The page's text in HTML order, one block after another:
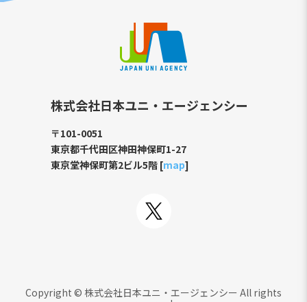
株式会社日本ユニ・エージェンシー
〒101-0051
東京都千代田区神田神保町1-27
東京堂神保町第2ビル5階 [map]
Copyright © 株式会社日本ユニ・エージェンシー All rights